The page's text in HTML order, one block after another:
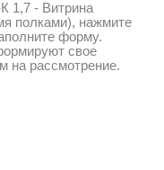
1,7 - Витрина
полками), нажмите
форму.
свое
на рассмотрение.